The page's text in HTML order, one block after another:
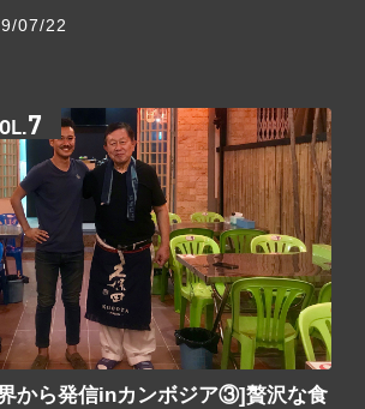
07/22
7
から発信inカンボジア③]贅沢な食